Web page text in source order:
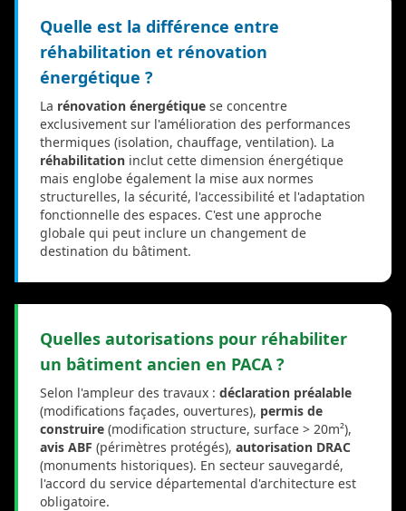
Quelle est la différence entre
réhabilitation et rénovation
énergétique ?
La rénovation énergétique se concentre
exclusivement sur l'amélioration des performances
thermiques (isolation, chauffage, ventilation). La
réhabilitation inclut cette dimension énergétique
mais englobe également la mise aux normes
structurelles, la sécurité, l'accessibilité et l'adaptation
fonctionnelle des espaces. C'est une approche
globale qui peut inclure un changement de
destination du bâtiment.
Quelles autorisations pour réhabiliter
un bâtiment ancien en PACA ?
Selon l'ampleur des travaux : déclaration préalable
(modifications façades, ouvertures), permis de
construire (modification structure, surface > 20m²),
avis ABF (périmètres protégés), autorisation DRAC
(monuments historiques). En secteur sauvegardé,
l'accord du service départemental d'architecture est
obligatoire.